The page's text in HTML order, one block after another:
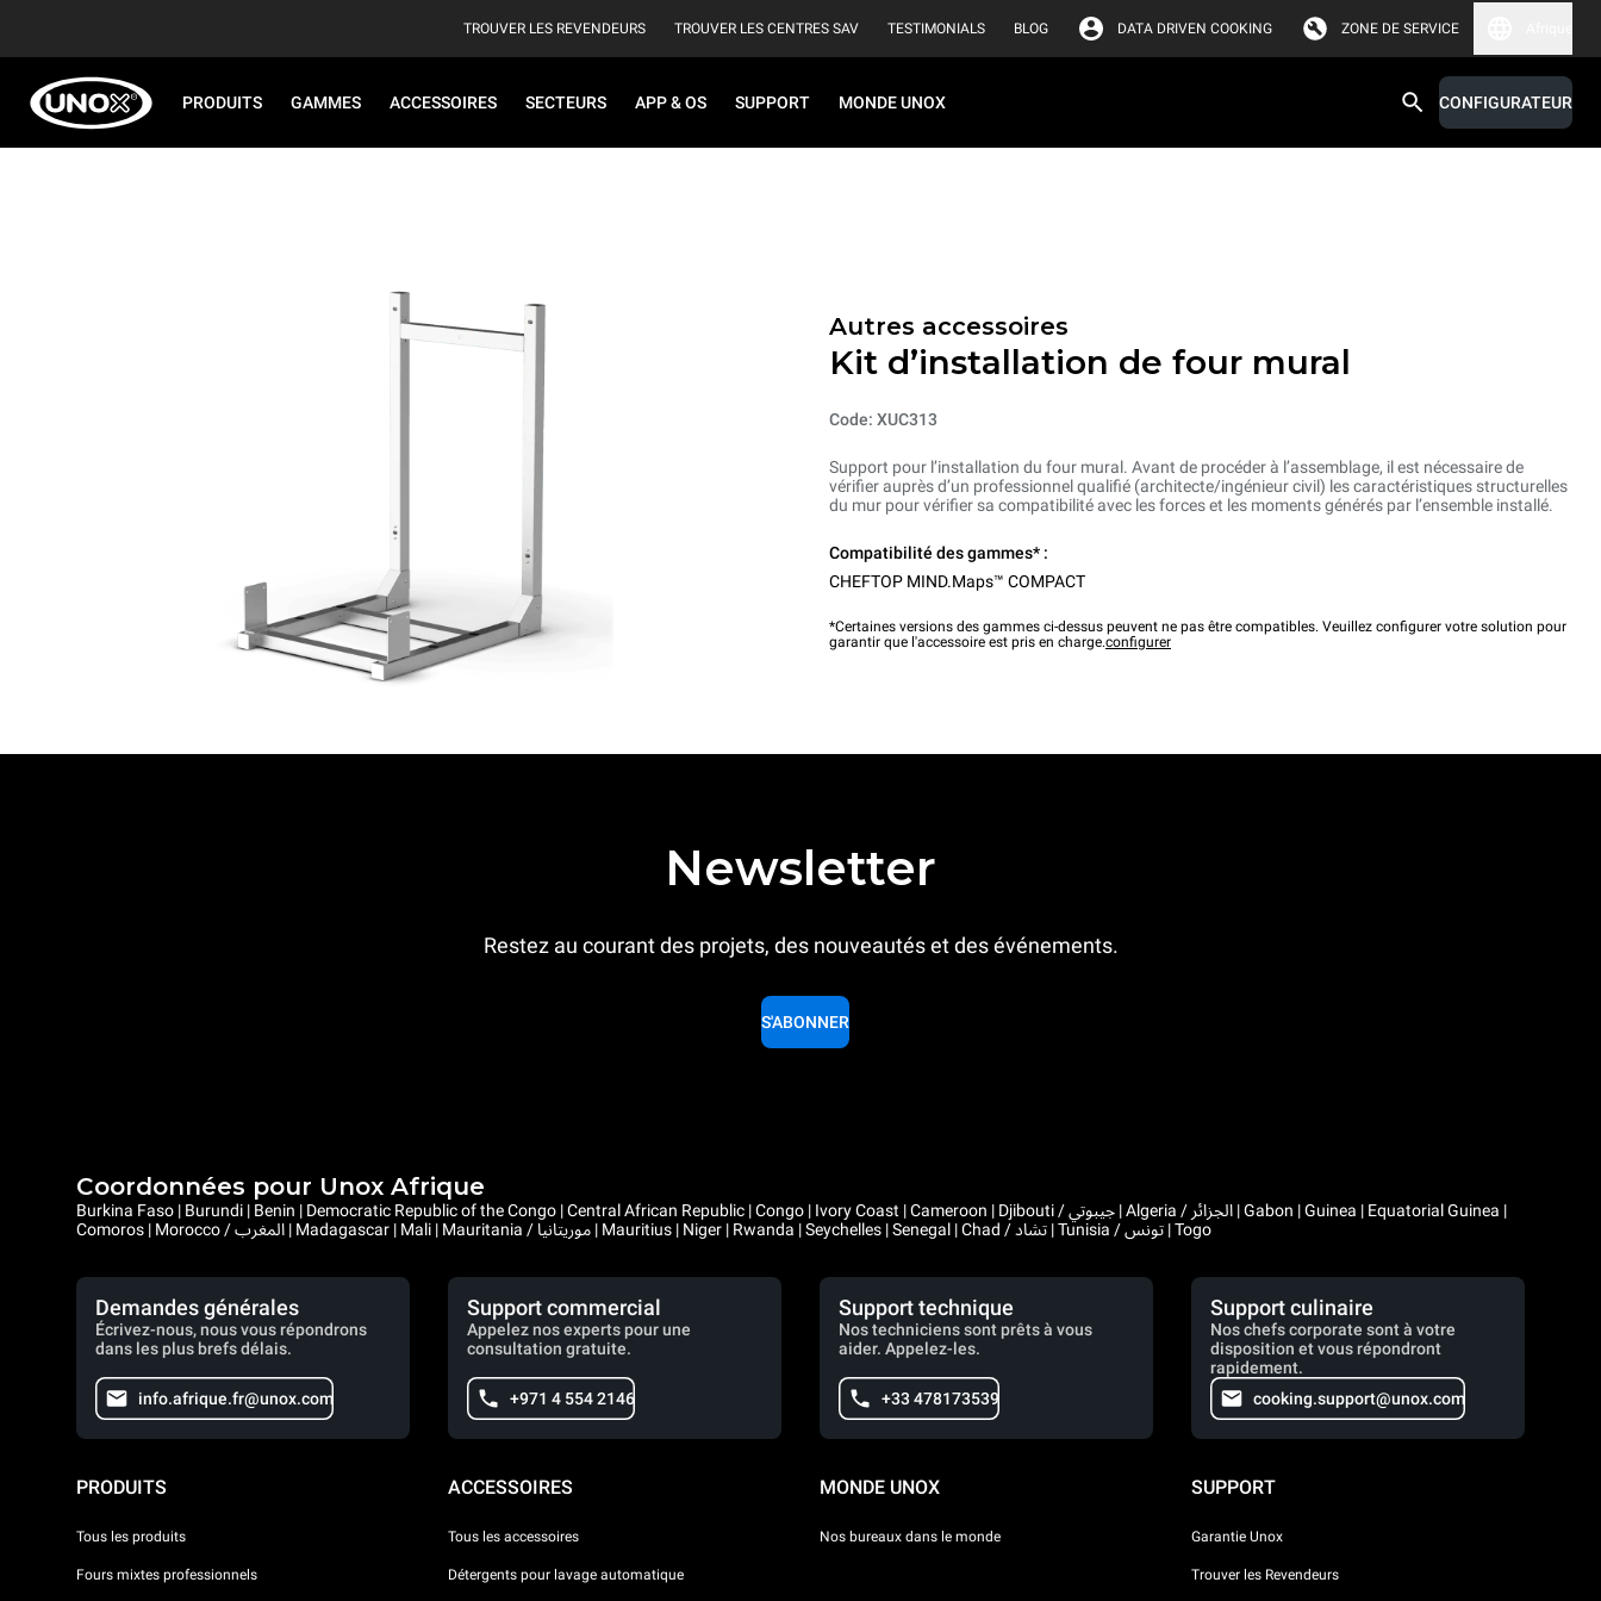
TROUVER LES REVENDEURS TROUVER LES CENTRES SAV TESTIMONIALS BLOG DATA DRIVEN COOKING ZONE DE SERVICE
PRODUITS GAMMES ACCESSOIRES SECTEURS APP & OS SUPPORT MONDE UNOX CONFIGURATEUR
Autres accessoires
Kit d’installation de four mural
Code: XUC313
Support pour l’installation du four mural. Avant de procéder à l’assemblage, il est nécessaire de
vérifier auprès d’un professionnel qualifié (architecte/ingénieur civil) les caractéristiques structurelles
du mur pour vérifier sa compatibilité avec les forces et les moments générés par l’ensemble installé.
Compatibilité des gammes* :
CHEFTOP MIND.Maps™ COMPACT
*Certaines versions des gammes ci-dessus peuvent ne pas être compatibles. Veuillez configurer votre solution pour
garantir que l'accessoire est pris en charge.configurer
Newsletter
Restez au courant des projets, des nouveautés et des événements.
S'ABONNER
Coordonnées pour Unox Afrique
Burkina Faso | Burundi | Benin | Democratic Republic of the Congo | Central African Republic | Congo | Ivory Coast | Cameroon | Djibouti / جيبوتي | Algeria / الجزائر | Gabon | Guinea | Equatorial Guinea |
Comoros | Morocco / المغرب | Madagascar | Mali | Mauritania / موريتانيا | Mauritius | Niger | Rwanda | Seychelles | Senegal | Chad / تشاد | Tunisia / تونس | Togo
Demandes générales
Écrivez-nous, nous vous répondrons
dans les plus brefs délais.
info.afrique.fr@unox.com
Support commercial
Appelez nos experts pour une
consultation gratuite.
+971 4 554 2146
Support technique
Nos techniciens sont prêts à vous
aider. Appelez-les.
+33 478173539
Support culinaire
Nos chefs corporate sont à votre
disposition et vous répondront
rapidement.
cooking.support@unox.com
PRODUITS
Tous les produits
Fours mixtes professionnels
ACCESSOIRES
Tous les accessoires
Détergents pour lavage automatique
MONDE UNOX
Nos bureaux dans le monde
SUPPORT
Garantie Unox
Trouver les Revendeurs